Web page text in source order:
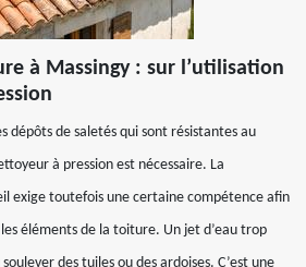
à Massingy : sur l’utilisation
dépôts de saletés qui sont résistantes au
à pression est nécessaire. La
exige toutefois une certaine compétence afin
éléments de la toiture. Un jet d’eau trop
des tuiles ou des ardoises. C’est une